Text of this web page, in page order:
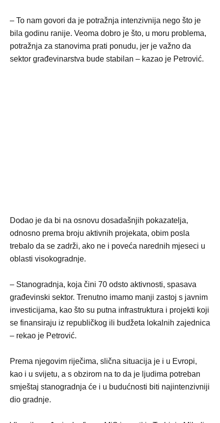
– To nam govori da je potražnja intenzivnija nego što je
bila godinu ranije. Veoma dobro je što, u moru problema,
potražnja za stanovima prati ponudu, jer je važno da
sektor građevinarstva bude stabilan – kazao je Petrović.
Dodao je da bi na osnovu dosadašnjih pokazatelja,
odnosno prema broju aktivnih projekata, obim posla
trebalo da se zadrži, ako ne i poveća narednih mjeseci u
oblasti visokogradnje.
– Stanogradnja, koja čini 70 odsto aktivnosti, spasava
građevinski sektor. Trenutno imamo manji zastoj s javnim
investicijama, kao što su putna infrastruktura i projekti koji
se finansiraju iz republičkog ili budžeta lokalnih zajednica
– rekao je Petrović.
Prema njegovim riječima, slična situacija je i u Evropi,
kao i u svijetu, a s obzirom na to da je ljudima potreban
smještaj stanogradnja će i u budućnosti biti najintenzivniji
dio gradnje.